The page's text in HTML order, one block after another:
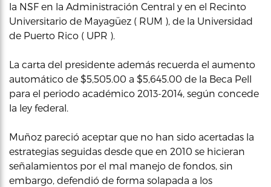
la NSF en la Administración Central y en el Recinto
Universitario de Mayagüez ( RUM ), de la Universidad
de Puerto Rico ( UPR ).
La carta del presidente además recuerda el aumento
automático de $5,505.00 a $5,645.00 de la Beca Pell
para el periodo académico 2013-2014, según concede
la ley federal.
Muñoz pareció aceptar que no han sido acertadas la
estrategias seguidas desde que en 2010 se hicieran
señalamientos por el mal manejo de fondos, sin
embargo, defendió de forma solapada a los